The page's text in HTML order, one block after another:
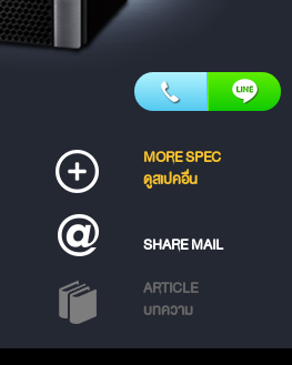
MORE SPEC
ดูสเปคอื่น
SHARE MAIL
ARTICLE
บทความ